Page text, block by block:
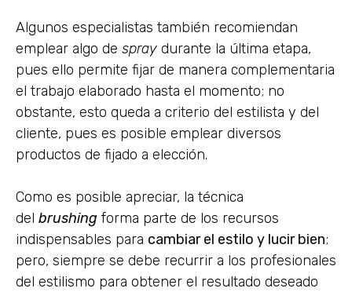
Algunos especialistas también recomiendan
emplear algo de spray durante la última etapa,
pues ello permite fijar de manera complementaria
el trabajo elaborado hasta el momento; no
obstante, esto queda a criterio del estilista y del
cliente, pues es posible emplear diversos
productos de fijado a elección.
Como es posible apreciar, la técnica
del brushing forma parte de los recursos
indispensables para cambiar el estilo y lucir bien;
pero, siempre se debe recurrir a los profesionales
del estilismo para obtener el resultado deseado